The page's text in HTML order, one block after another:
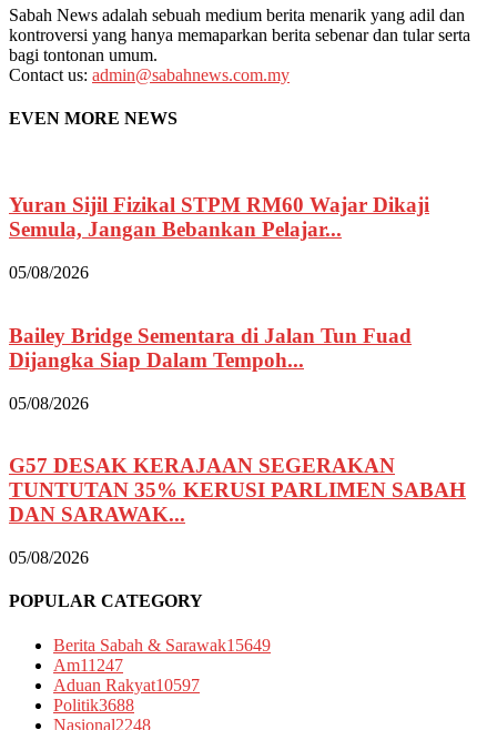
Sabah News adalah sebuah medium berita menarik yang adil dan
kontroversi yang hanya memaparkan berita sebenar dan tular serta
bagi tontonan umum.
Contact us: admin@sabahnews.com.my
EVEN MORE NEWS
Yuran Sijil Fizikal STPM RM60 Wajar Dikaji
Semula, Jangan Bebankan Pelajar...
05/08/2026
Bailey Bridge Sementara di Jalan Tun Fuad
Dijangka Siap Dalam Tempoh...
05/08/2026
G57 DESAK KERAJAAN SEGERAKAN
TUNTUTAN 35% KERUSI PARLIMEN SABAH
DAN SARAWAK...
05/08/2026
POPULAR CATEGORY
Berita Sabah & Sarawak15649
Am11247
Aduan Rakyat10597
Politik3688
Nasional2248